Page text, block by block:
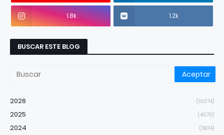
1.8k 1.2k
BUSCAR ESTE BLOG
2026 (10074)
2025 (4070)
2024 (5874)